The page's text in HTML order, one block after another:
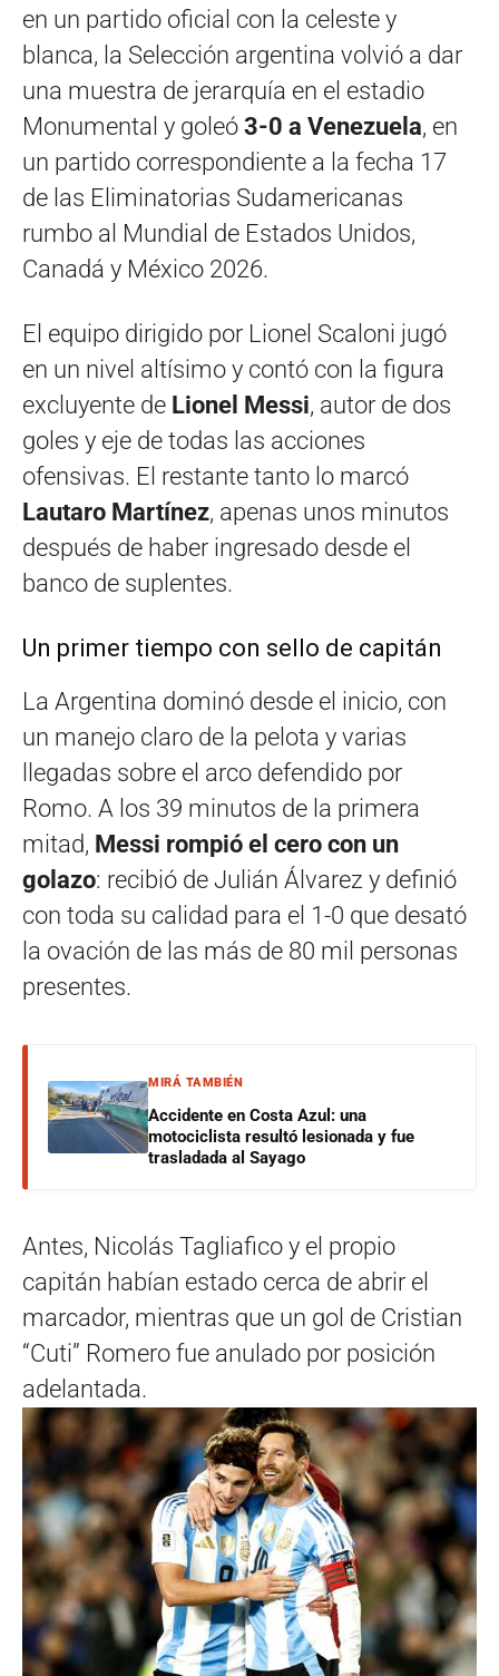
en un partido oficial con la celeste y
blanca, la Selección argentina volvió a dar
una muestra de jerarquía en el estadio
Monumental y goleó 3-0 a Venezuela, en
un partido correspondiente a la fecha 17
de las Eliminatorias Sudamericanas
rumbo al Mundial de Estados Unidos,
Canadá y México 2026.
El equipo dirigido por Lionel Scaloni jugó
en un nivel altísimo y contó con la figura
excluyente de Lionel Messi, autor de dos
goles y eje de todas las acciones
ofensivas. El restante tanto lo marcó
Lautaro Martínez, apenas unos minutos
después de haber ingresado desde el
banco de suplentes.
Un primer tiempo con sello de capitán
La Argentina dominó desde el inicio, con
un manejo claro de la pelota y varias
llegadas sobre el arco defendido por
Romo. A los 39 minutos de la primera
mitad, Messi rompió el cero con un
golazo: recibió de Julián Álvarez y definió
con toda su calidad para el 1-0 que desató
la ovación de las más de 80 mil personas
presentes.
MIRÁ TAMBIÉN
Accidente en Costa Azul: una
motociclista resultó lesionada y fue
trasladada al Sayago
Antes, Nicolás Tagliafico y el propio
capitán habían estado cerca de abrir el
marcador, mientras que un gol de Cristian
“Cuti” Romero fue anulado por posición
adelantada.